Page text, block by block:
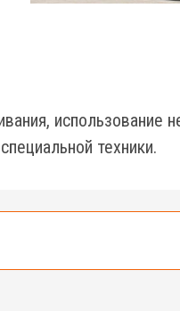
использование
техники.